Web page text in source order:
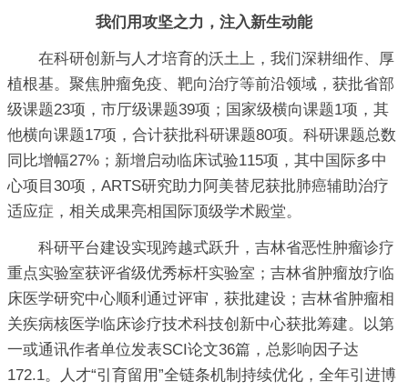
我们用攻坚之力，注入新生动能
在科研创新与人才培育的沃土上，我们深耕细作、厚
植根基。聚焦肿瘤免疫、靶向治疗等前沿领域，获批省部
级课题23项，市厅级课题39项；国家级横向课题1项，其
他横向课题17项，合计获批科研课题80项。科研课题总数
同比增幅27%；新增启动临床试验115项，其中国际多中
心项目30项，ARTS研究助力阿美替尼获批肺癌辅助治疗
适应症，相关成果亮相国际顶级学术殿堂。
科研平台建设实现跨越式跃升，吉林省恶性肿瘤诊疗
重点实验室获评省级优秀标杆实验室；吉林省肿瘤放疗临
床医学研究中心顺利通过评审，获批建设；吉林省肿瘤相
关疾病核医学临床诊疗技术科技创新中心获批筹建。以第
一或通讯作者单位发表SCI论文36篇，总影响因子达
172.1。人才“引育留用”全链条机制持续优化，全年引进博